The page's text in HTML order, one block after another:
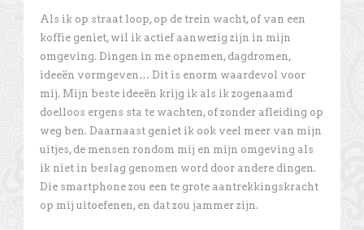
Als ik op straat loop, op de trein wacht, of van een
koffie geniet, wil ik actief aanwezig zijn in mijn
omgeving. Dingen in me opnemen, dagdromen,
ideeën vormgeven… Dit is enorm waardevol voor
mij. Mijn beste ideeën krijg ik als ik zogenaamd
doelloos ergens sta te wachten, of zonder afleiding op
weg ben. Daarnaast geniet ik ook veel meer van mijn
uitjes, de mensen rondom mij en mijn omgeving als
ik niet in beslag genomen word door andere dingen.
Die smartphone zou een te grote aantrekkingskracht
op mij uitoefenen, en dat zou jammer zijn.